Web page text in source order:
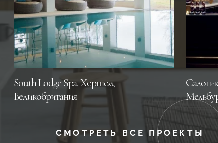
South Lodge Spa. Хоршем,
Великобритания
Салон-
СМОТРЕТЬ ВСЕ ПРОЕКТЫ